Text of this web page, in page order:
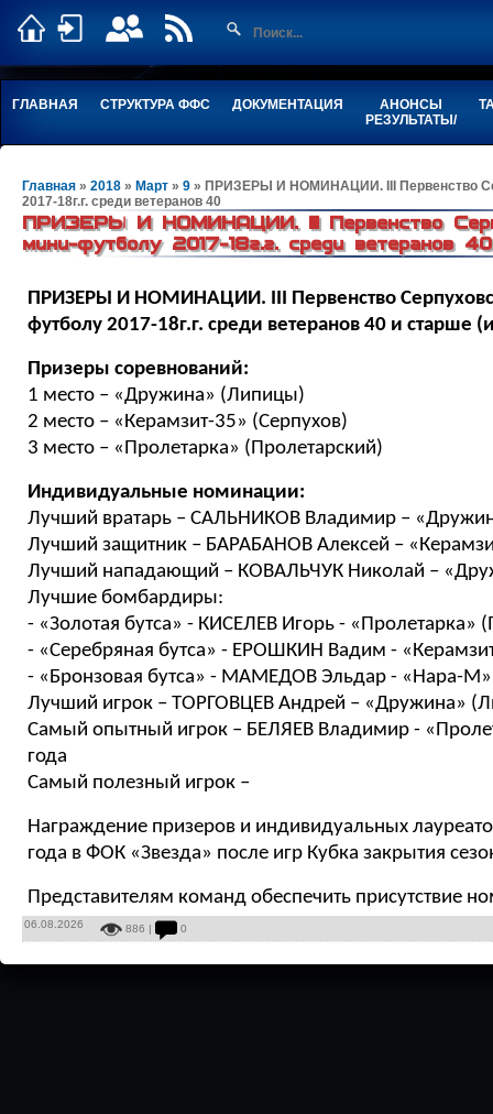
ГЛАВНАЯ СТРУКТУРА ФФС ДОКУМЕНТАЦИЯ
АНОНСЫ
РЕЗУЛЬТАТЫ/
Главная » 2018 » Март » 9 » ПРИЗЕРЫ И НОМИНАЦИИ. III Первенство
2017-18г.г. среди ветеранов 40
ПРИЗЕРЫ И НОМИНАЦИИ. III Первенство
мини-футболу 2017-18г.г. среди ветеранов 40
ПРИЗЕРЫ И НОМИНАЦИИ. III Первенство
футболу 2017-18г.г. среди ветеранов 40 и старше
Призеры соревнований:
1 место – «Дружина» (Липицы)
2 место – «Керамзит-35» (Серпухов)
3 место – «Пролетарка» (Пролетарский)
Индивидуальные номинации:
Лучший вратарь – САЛЬНИКОВ Владимир –
Лучший защитник – БАРАБАНОВ Алексей –
Лучший нападающий – КОВАЛЬЧУК Николай –
Лучшие бомбардиры:
- «Золотая бутса» - КИСЕЛЕВ Игорь - «Пролетарка»
- «Серебряная бутса» - ЕРОШКИН Вадим -
- «Бронзовая бутса» - МАМЕДОВ Эльдар - «Нара-М»
Лучший игрок – ТОРГОВЦЕВ Андрей – «Дружина»
Самый опытный игрок – БЕЛЯЕВ Владимир -
года
Самый полезный игрок –
Награждение призеров и индивидуальных
года в ФОК «Звезда» после игр Кубка закрытия
Представителям команд обеспечить присутствие
06.08.2026 886 | 0